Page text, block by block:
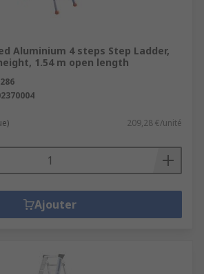
Aluminium 4 steps Step Ladder,
1.54 m open length
209,28 €/unité
Ajouter